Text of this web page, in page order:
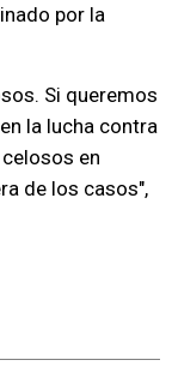
por la
Si queremos
la lucha contra
en
de los casos",